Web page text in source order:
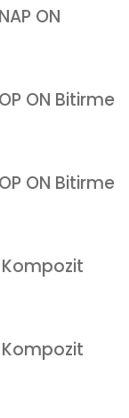
ON
ON Bitirme
ON Bitirme
Kompozit
Kompozit